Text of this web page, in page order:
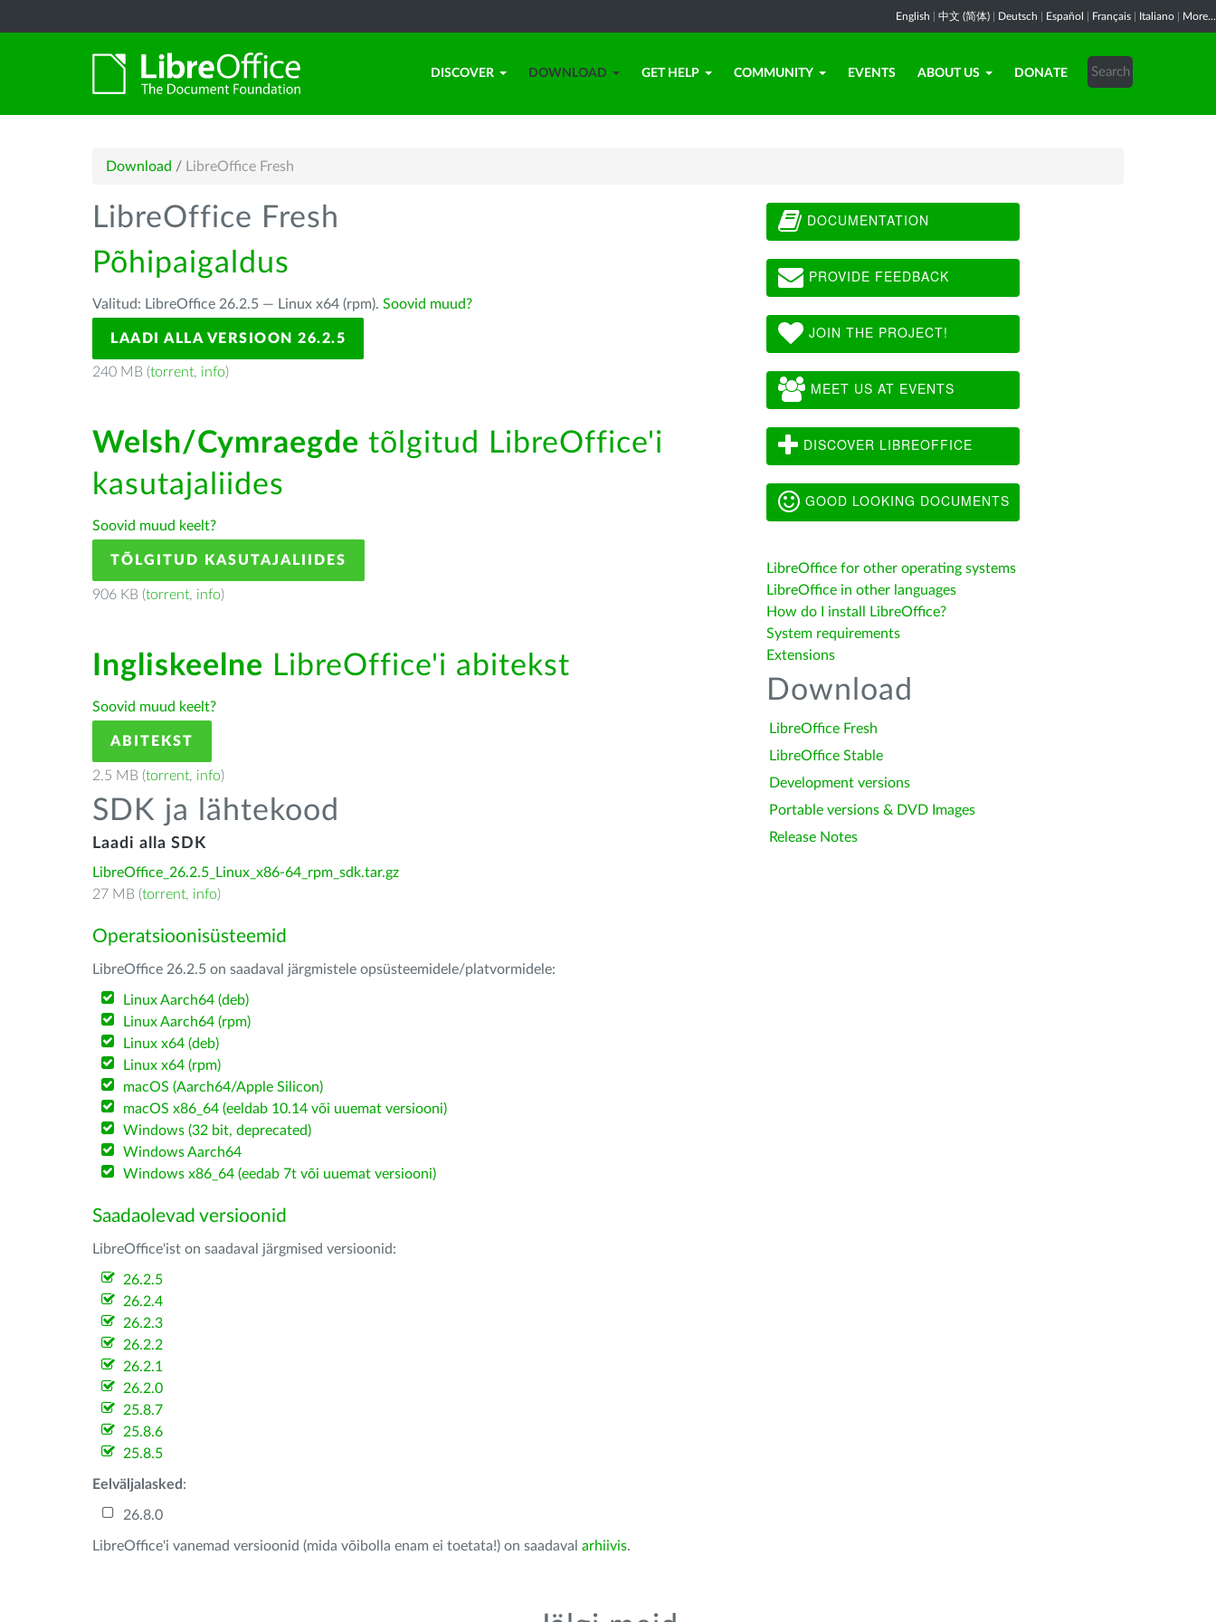
English 中文 (简体) Deutsch Español Français Italiano More...
DISCOVER DOWNLOAD GET HELP COMMUNITY EVENTS ABOUT US DONATE
Download / LibreOffice Fresh
LibreOffice Fresh
Põhipaigaldus
Valitud: LibreOffice 26.2.5 — Linux x64 (rpm). Soovid muud?
LAADI ALLA VERSIOON 26.2.5
240 MB (torrent, info)
Welsh/Cymraegde tõlgitud LibreOffice'i
kasutajaliides
Soovid muud keelt?
TÕLGITUD KASUTAJALIIDES
906 KB (torrent, info)
Ingliskeelne LibreOffice'i abitekst
Soovid muud keelt?
ABITEKST
2.5 MB (torrent, info)
SDK ja lähtekood
Laadi alla SDK
LibreOffice_26.2.5_Linux_x86-64_rpm_sdk.tar.gz
27 MB (torrent, info)
Operatsioonisüsteemid
LibreOffice 26.2.5 on saadaval järgmistele opsüsteemidele/platvormidele:
Linux Aarch64 (deb)
Linux Aarch64 (rpm)
Linux x64 (deb)
Linux x64 (rpm)
macOS (Aarch64/Apple Silicon)
macOS x86_64 (eeldab 10.14 või uuemat versiooni)
Windows (32 bit, deprecated)
Windows Aarch64
Windows x86_64 (eedab 7t või uuemat versiooni)
Saadaolevad versioonid
LibreOffice'ist on saadaval järgmised versioonid:
26.2.5
26.2.4
26.2.3
26.2.2
26.2.1
26.2.0
25.8.7
25.8.6
25.8.5
Eelväljalasked :
26.8.0
LibreOffice'i vanemad versioonid (mida võibolla enam ei toetata!) on saadaval arhiivis.
DOCUMENTATION
PROVIDE FEEDBACK
JOIN THE PROJECT!
MEET US AT EVENTS
DISCOVER LIBREOFFICE
GOOD LOOKING DOCUMENTS
LibreOffice for other operating systems
LibreOffice in other languages
How do I install LibreOffice?
System requirements
Extensions
Download
LibreOffice Fresh
LibreOffice Stable
Development versions
Portable versions & DVD Images
Release Notes